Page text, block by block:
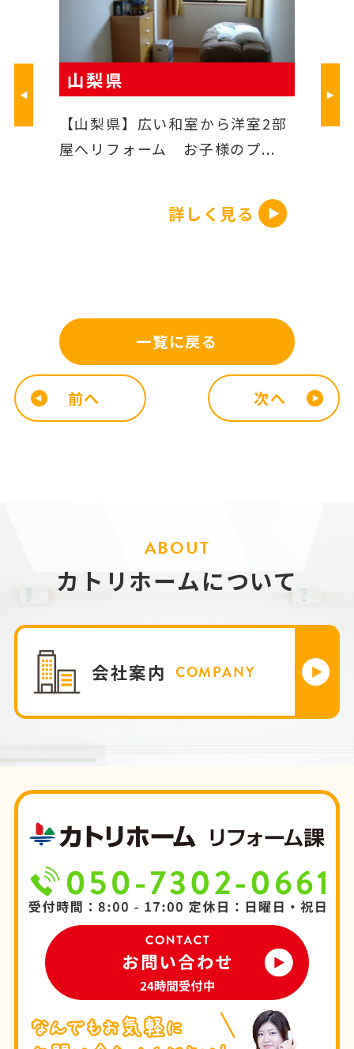
けリ
山梨県
【山梨県】広い和室から洋室2部
屋へリフォーム お子様のプ...
詳しく見る
【山梨
前へ
一覧に戻る
次へ
ABOUT
カトリホームについて
会社案内 COMPANY